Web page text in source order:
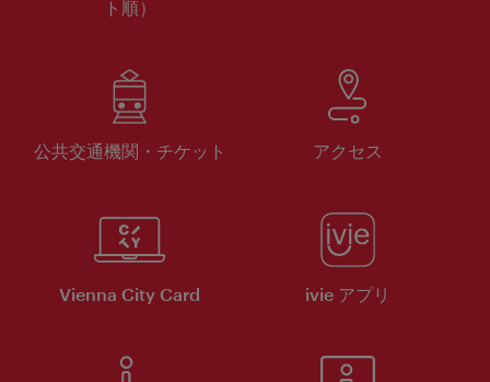
ト順）
公共交通機関・チケット アクセス
Vienna City Card ivie アプリ